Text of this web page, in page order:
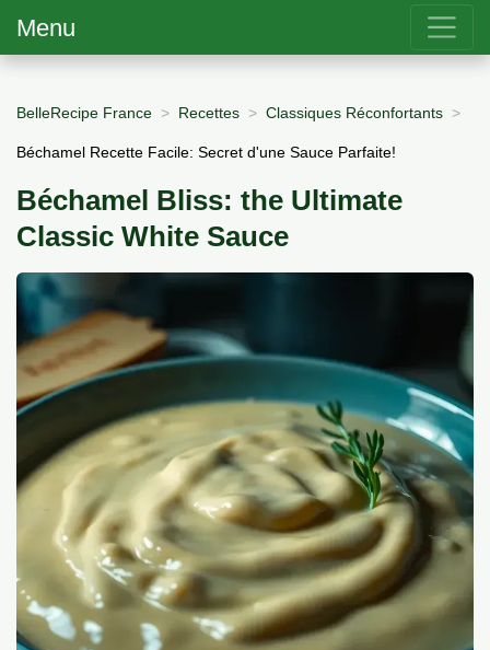
Menu
BelleRecipe France Recettes Classiques Réconfortants
Béchamel Recette Facile: Secret d'une Sauce Parfaite!
Béchamel Bliss: the Ultimate
Classic White Sauce